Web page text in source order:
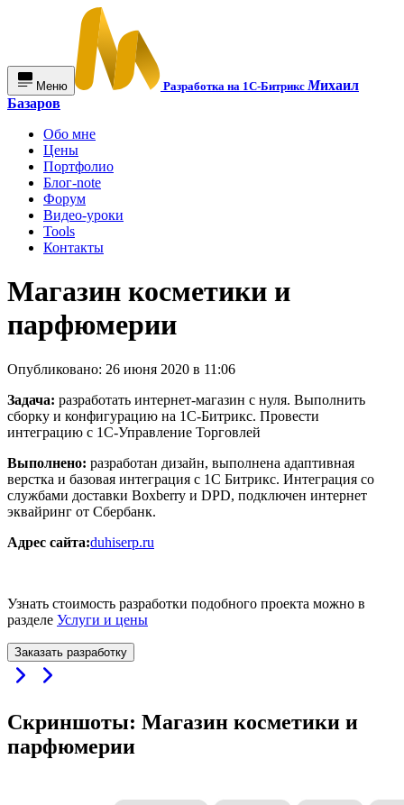
Меню Разработка на 1С-БитриксМихаил
Базаров
Обо мне
Цены
Портфолио
Блог-note
Форум
Видео-уроки
Tools
Контакты
Магазин косметики и
парфюмерии
Опубликовано: 26 июня 2020 в 11:06
Задача: разработать интернет-магазин с нуля. Выполнить
сборку и конфигурацию на 1С-Битрикс. Провести
интеграцию с 1С-Управление Торговлей
Выполнено: разработан дизайн, выполнена адаптивная
верстка и базовая интеграция с 1С Битрикс. Интеграция со
службами доставки Boxberry и DPD, подключен интернет
эквайринг от Сбербанк.
Адрес сайта:duhiserp.ru
Узнать стоимость разработки подобного проекта можно в
разделе Услуги и цены
Заказать разработку
Скриншоты: Магазин косметики и
парфюмерии